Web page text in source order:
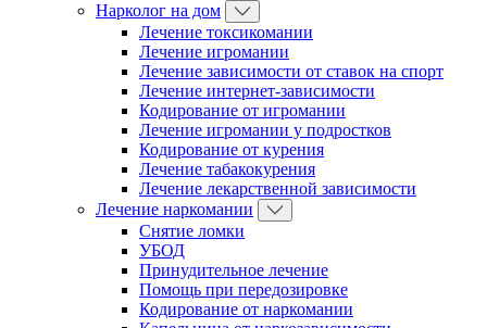
Нарколог на дом
Лечение токсикомании
Лечение игромании
Лечение зависимости от ставок на спорт
Лечение интернет-зависимости
Кодирование от игромании
Лечение игромании у подростков
Кодирование от курения
Лечение табакокурения
Лечение лекарственной зависимости
Лечение наркомании
Снятие ломки
УБОД
Принудительное лечение
Помощь при передозировке
Кодирование от наркомании